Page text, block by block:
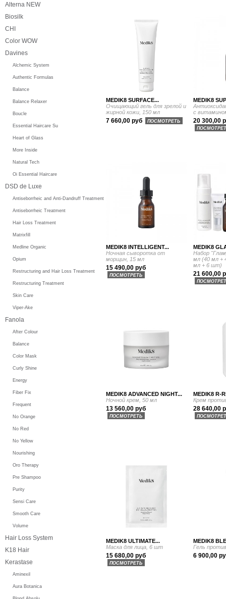
MEDIK8 SURFACE...
Очищающий гель для зрелой и
жирной кожи, 150 мл
7 660,00 руб ПОСМОТРЕТЬ
MEDIK8
с
20 300,00
MEDIK8 INTELLIGENT...
Ночная сыворотка от
морщин, 15 мл
15 490,00 руб
ПОСМОТРЕТЬ
MEDIK8
Набор
мл (40 мл +
мл + 6 шт)
21 600,00
MEDIK8 ADVANCED NIGHT...
Ночной крем, 50 мл
13 560,00 руб
ПОСМОТРЕТЬ
MEDIK8 R-
Крем
28 640,00
MEDIK8 ULTIMATE...
Маска для лица, 6 шт
15 680,00 руб
ПОСМОТРЕТЬ
MEDIK8
Гель
6 900,00
Alterna NEW
Biosilk
CHI
Color WOW
Davines
Alchemic System
Authentic Formulas
Balance
Balance Relaxer
Boucle
Essential Haircare Su
Heart of Glass
More Inside
Natural Tech
Oi Essential Haircare
DSD de Luxe
Antiseborrheic and Anti-Dandruff Treatment
Antiseborrheic Treatment
Hair Loss Treatment
Matrixfill
Medline Organic
Opium
Restructuring and Hair Loss Treatment
Restructuring Treatment
Skin Care
Viper-Ake
Fanola
After Colour
Balance
Color Mask
Curly Shine
Energy
Fiber Fix
Frequent
No Orange
No Red
No Yellow
Nourishing
Oro Therapy
Pre Shampoo
Purity
Sensi Care
Smooth Care
Volume
Hair Loss System
K18 Hair
Kerastase
Aminexil
Aura Botanica